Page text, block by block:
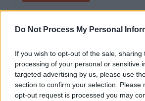
Do Not Process My Personal
If you wish to opt-out of the sale, sharing
processing of your personal or sensitive
targeted advertising by us, please use
section to confirm your selection. Please
opt-out request is processed you may
flashée à 221 km/h